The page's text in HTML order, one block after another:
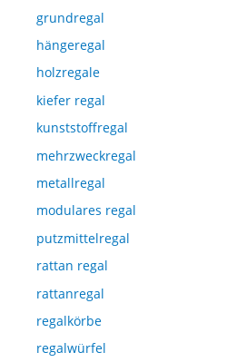
grundregal
hängeregal
holzregale
kiefer regal
kunststoffregal
mehrzweckregal
metallregal
modulares regal
putzmittelregal
rattan regal
rattanregal
regalkörbe
regalwürfel